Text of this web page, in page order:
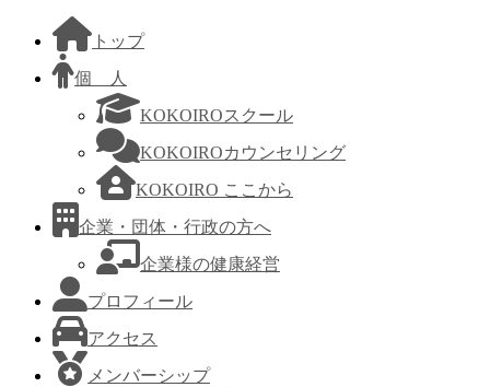
トップ
個 人
KOKOIROスクール
KOKOIROカウンセリング
KOKOIRO ここから
企業・団体・行政の方へ
企業様の健康経営
プロフィール
アクセス
メンバーシップ